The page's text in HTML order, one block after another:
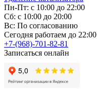
Пн-Пт: с 10:00 до 22:00
Сб: с 10:00 до 20:00
Вс: По согласованию
Сегодня работаем до 22:00
+7-(968)-701-82-81
Записаться онлайн